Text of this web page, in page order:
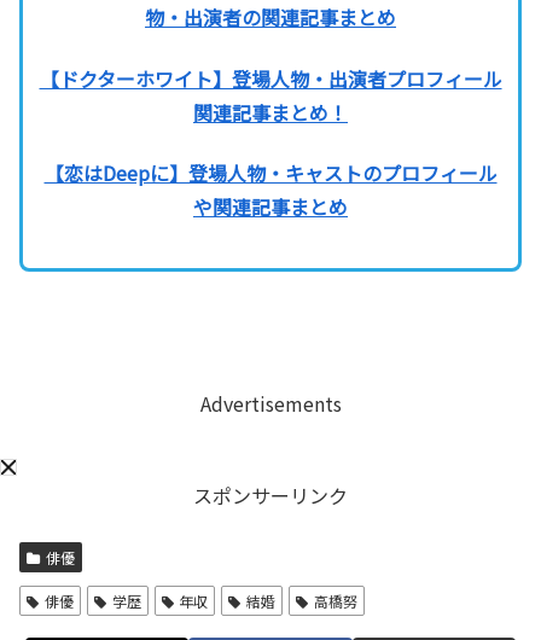
物・出演者の関連記事まとめ
【ドクターホワイト】登場人物・出演者プロフィール
関連記事まとめ！
【恋はDeepに】登場人物・キャストのプロフィール
や関連記事まとめ
Advertisements
スポンサーリンク
俳優
俳優 学歴 年収 結婚 高橋努